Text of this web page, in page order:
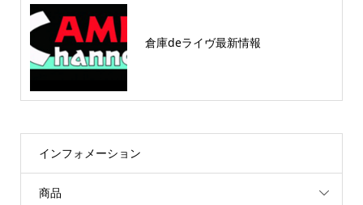
倉庫deライヴ最新情報
インフォメーション
商品